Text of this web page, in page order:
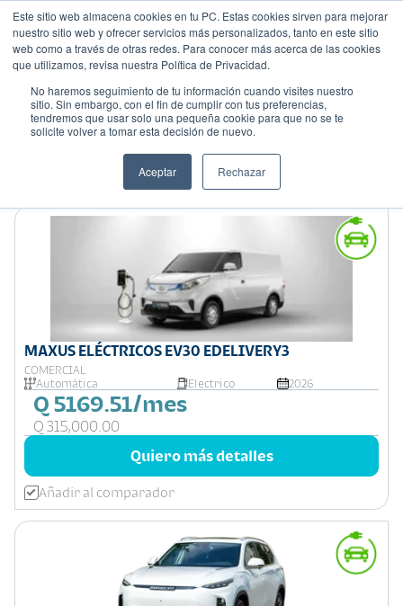
Este sitio web almacena cookies en tu PC. Estas cookies sirven para mejorar
nuestro sitio web y ofrecer servicios más personalizados, tanto en este sitio
web como a través de otras redes. Para conocer más acerca de las cookies
que utilizamos, revisa nuestra Política de Privacidad.
No haremos seguimiento de tu información cuando visites nuestro
sitio. Sin embargo, con el fin de cumplir con tus preferencias,
tendremos que usar solo una pequeña cookie para que no se te
solicite volver a tomar esta decisión de nuevo.
Aceptar Rechazar
Mostrando 5 de 5
Ordenar por:Precio: Menor a Mayor
MAXUS ELÉCTRICOS EV30 EDELIVERY3
COMERCIAL
Automática
Electrico 2026
Q 5169.51/mes
Q 315,000.00
Quiero más detalles
Añadir al comparador